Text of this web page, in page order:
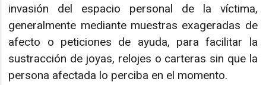
invasión del espacio personal de la víctima,
generalmente mediante muestras exageradas de
afecto o peticiones de ayuda, para facilitar la
sustracción de joyas, relojes o carteras sin que la
persona afectada lo perciba en el momento.